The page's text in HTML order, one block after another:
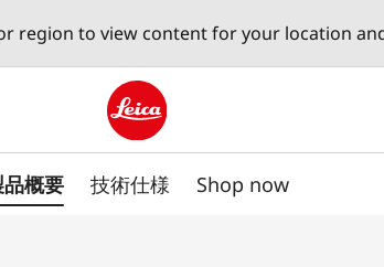
region to view content for your location
Leica logo - Home
概要 技術仕様 Shop now